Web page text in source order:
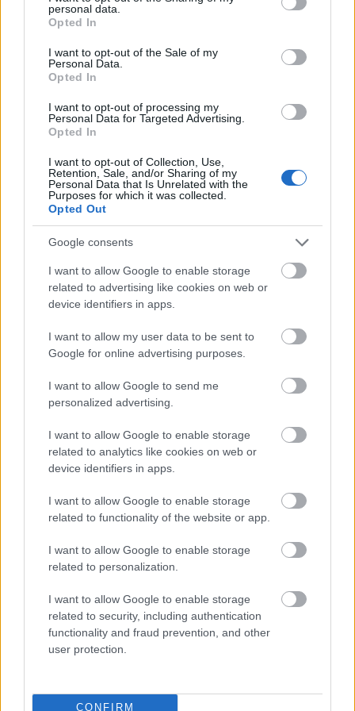
grant or deny consent to Google and its third-party tags to
use your data for below specified purposes in below Google
consent section.
personal data.
Opted In
I want to opt-out of the Sale of my
Personal Data.
Opted In
I want to opt-out of processing my
Personal Data for Targeted Advertising.
Opted In
I want to opt-out of Collection, Use,
Retention, Sale, and/or Sharing of my
Personal Data that Is Unrelated with the
Purposes for which it was collected.
Opted Out
Google consents
I want to allow Google to enable storage
related to advertising like cookies on web or
device identifiers in apps.
I want to allow my user data to be sent to
Google for online advertising purposes.
I want to allow Google to send me
personalized advertising.
I want to allow Google to enable storage
related to analytics like cookies on web or
device identifiers in apps.
I want to allow Google to enable storage
related to functionality of the website or app.
I want to allow Google to enable storage
related to personalization.
I want to allow Google to enable storage
related to security, including authentication
functionality and fraud prevention, and other
user protection.
CONFIRM
arra is, hogy a formáció megállíthatatlan. A kezdés
meglehetősen feszesre sikerült: az
Whiplashindította be a gépezetet, Sam Carter
vezényszavára pedig a közönség már tolta is a
négyütemű fekvőtámaszt a küzdőtéren. A lendület
csak fokozódott, és az újabb korszak egymást követő
slágerei, mint aCursevagy aWhen We Were Young,
hatalmas erővel taroltak. Ahogy felcsendült az
Impermanence
, rögtön érezni lehetett, miért is a
repertoár része: bár újabb korszak gyermeke, még
mindig ott lüktet benne a régiArchitects
súlya és
dühös energiája. A közönség Carter kérésére
magasabb fokozatra kapcsolt, és innentől
gyakorlatilag állandósult középen a crowdsurf,
csak ráerősített, és csalt némi
könnyet az oldschool fanok szemébe.
Emlékezetes pillanatokból nem volt hiány: aBrain
még vendéget is csalt a színpadra, Florent
setlista erősen támaszkodott az utóbbi két lemezre,
és a stadionrock‑hangzás is magabiztosan
működött, bőven akadt változatosság. A gondosan
összeállított repertoár és az olyan súlyosabb
közötti kontraszt remek terepet adott Carternek,
hogy megmutassa, mennyi mindent tud kihozni a